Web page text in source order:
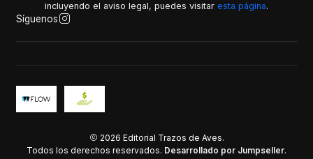
incluyendo el aviso legal, puedes visitar esta página.
Síguenos
2026 Editorial Trazos de Aves.
Todos los derechos reservados. Desarrollado por Jumpseller.